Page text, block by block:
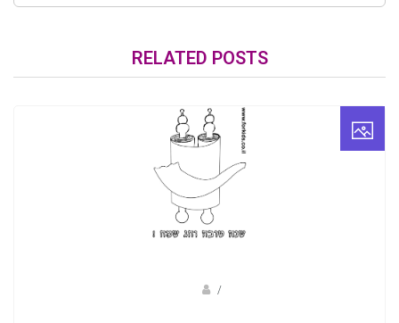
RELATED POSTS
/